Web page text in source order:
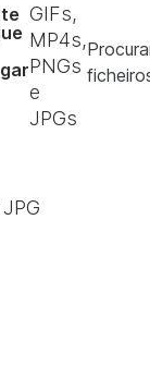
GIFs,
MP4s,
PNGs
e
JPGs